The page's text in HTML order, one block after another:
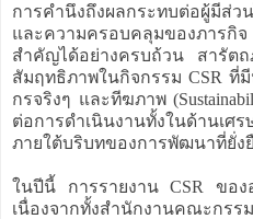
การคำนึงถึงผลกระทบต่อผู้มีส่ว
และความครอบคลุมของภารกิจ
สำคัญได้อย่างครบถ้วน สารัต
สัมฤทธิภาพในกิจกรรม CSR ที่
กรจริงๆ และทีฆภาพ
ต่อการดำเนินงานทั้งในด้านเ
ภายใต้บริบทของการพัฒนาที่ยั่ง
ในปีนี้ การรายงาน CSR ของ
เนื่องจากทั้งสำนักงานคณะกรร